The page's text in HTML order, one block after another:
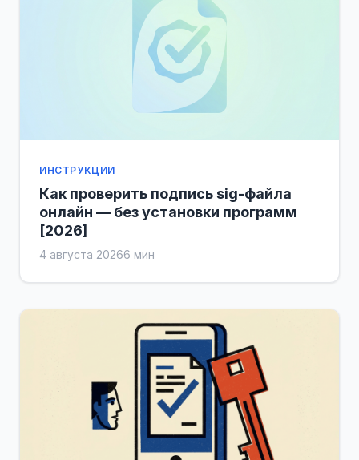
ИНСТРУКЦИИ
Как проверить подпись sig-файла
онлайн — без установки программ
[2026]
4 августа 20266 мин